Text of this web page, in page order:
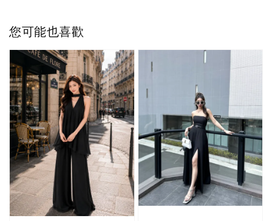
您可能也喜歡